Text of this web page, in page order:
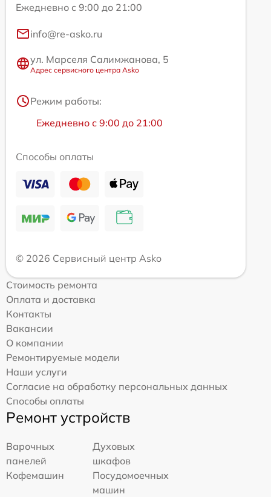
Ежедневно с 9:00 до 21:00
info@re-asko.ru
ул. Марселя Салимжанова, 5
Адрес сервисного центра Asko
Режим работы:
Ежедневно с 9:00 до 21:00
Способы оплаты
© 2026 Сервисный центр Asko
Стоимость ремонта
Оплата и доставка
Контакты
Вакансии
О компании
Ремонтируемые модели
Наши услуги
Согласие на обработку персональных данных
Способы оплаты
Ремонт устройств
Варочных
панелей
Духовых
шкафов
Кофемашин
Посудомоечных
машин